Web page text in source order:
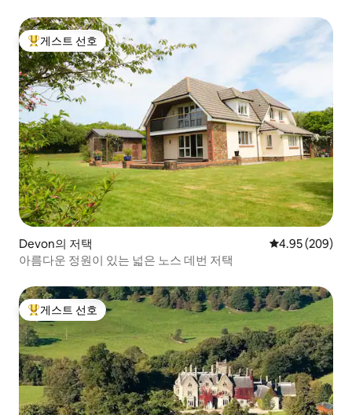
상위 게스트 선호
게스트 선호
Devon의 저택 평점 4.95점(5
4.95 (209)
아름다운 정원이 있는 넓은 노스 데번 저택
상위 게스트 선호
게스트 선호